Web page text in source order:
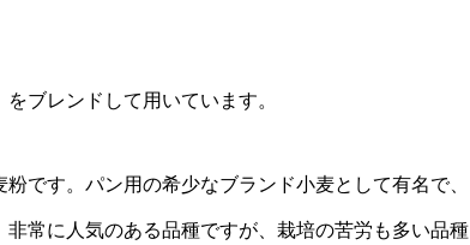
ブレンドして用いています。
です。パン用の希少なブランド小麦として有名で、
非常に人気のある品種ですが、栽培の苦労も多い品種